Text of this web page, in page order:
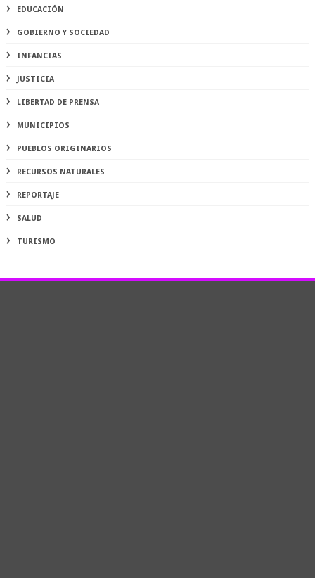
EDUCACIÓN
GOBIERNO Y SOCIEDAD
INFANCIAS
JUSTICIA
LIBERTAD DE PRENSA
MUNICIPIOS
PUEBLOS ORIGINARIOS
RECURSOS NATURALES
REPORTAJE
SALUD
TURISMO